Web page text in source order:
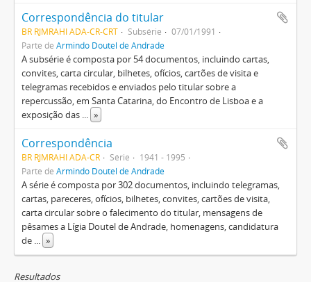
Correspondência do titular
BR RJMRAHI ADA-CR-CRT Subsérie
07/01/1991
Parte de Armindo Doutel de Andrade
A subsérie é composta por 54 documentos, incluindo cartas,
convites, carta circular, bilhetes, ofícios, cartões de visita e
telegramas recebidos e enviados pelo titular sobre a
repercussão, em Santa Catarina, do Encontro de Lisboa e a
exposição das ... »
Correspondência
BR RJMRAHI ADA-CR Série
1941 - 1995
Parte de Armindo Doutel de Andrade
A série é composta por 302 documentos, incluindo telegramas,
cartas, pareceres, ofícios, bilhetes, convites, cartões de visita,
carta circular sobre o falecimento do titular, mensagens de
pêsames a Lígia Doutel de Andrade, homenagens, candidatura
de ... »
Resultados